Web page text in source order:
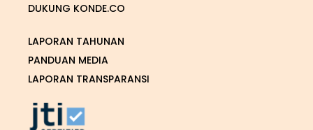
DUKUNG KONDE.CO
LAPORAN TAHUNAN
PANDUAN MEDIA
LAPORAN TRANSPARANSI